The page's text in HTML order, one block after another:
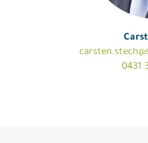
0431